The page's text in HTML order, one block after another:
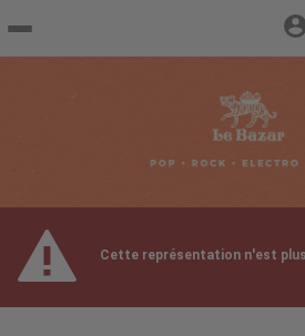
Site
officiel Cette représentation n'est